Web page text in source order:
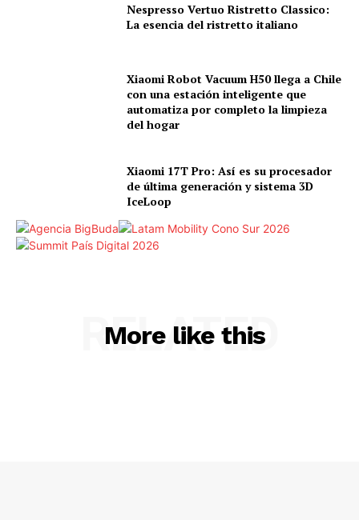
Nespresso Vertuo Ristretto Classico:
La esencia del ristretto italiano
Xiaomi Robot Vacuum H50 llega a Chile
con una estación inteligente que
automatiza por completo la limpieza
del hogar
Xiaomi 17T Pro: Así es su procesador
de última generación y sistema 3D
IceLoop
More like this
RELATED